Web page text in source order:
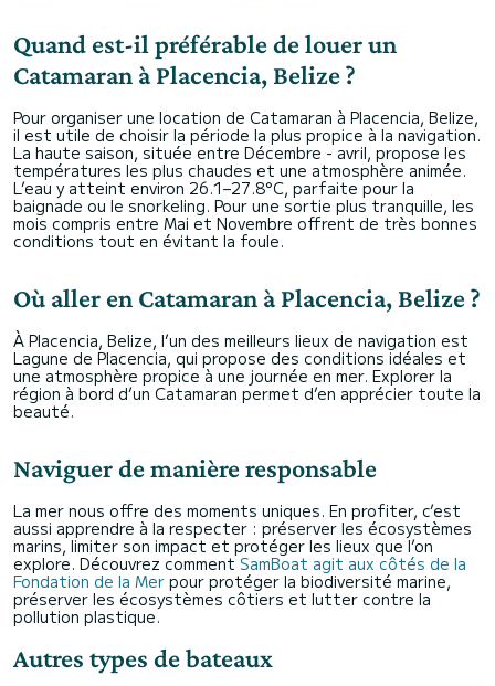
Quand est-il préférable de louer un
Catamaran à Placencia, Belize ?
Pour organiser une location de Catamaran à Placencia, Belize,
il est utile de choisir la période la plus propice à la navigation.
La haute saison, située entre Décembre - avril, propose les
températures les plus chaudes et une atmosphère animée.
L’eau y atteint environ 26.1–27.8°C, parfaite pour la
baignade ou le snorkeling. Pour une sortie plus tranquille, les
mois compris entre Mai et Novembre offrent de très bonnes
conditions tout en évitant la foule.
Où aller en Catamaran à Placencia, Belize ?
À Placencia, Belize, l’un des meilleurs lieux de navigation est
Lagune de Placencia, qui propose des conditions idéales et
une atmosphère propice à une journée en mer. Explorer la
région à bord d’un Catamaran permet d’en apprécier toute la
beauté.
Naviguer de manière responsable
La mer nous offre des moments uniques. En profiter, c’est
aussi apprendre à la respecter : préserver les écosystèmes
marins, limiter son impact et protéger les lieux que l’on
explore. Découvrez comment SamBoat agit aux côtés de la
Fondation de la Mer pour protéger la biodiversité marine,
préserver les écosystèmes côtiers et lutter contre la
pollution plastique.
Autres types de bateaux